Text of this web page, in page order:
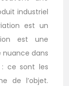
industriel
est un
est une
nuance dans
ce sont les
de l’objet.